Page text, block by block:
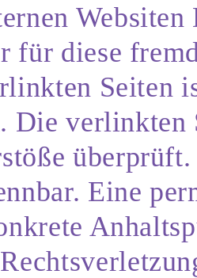
für diese
Seiten
Die
Eine